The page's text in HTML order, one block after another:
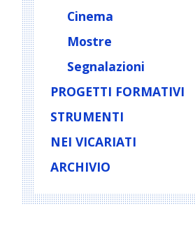
Cinema
Mostre
Segnalazioni
PROGETTI FORMATIVI
STRUMENTI
NEI VICARIATI
ARCHIVIO